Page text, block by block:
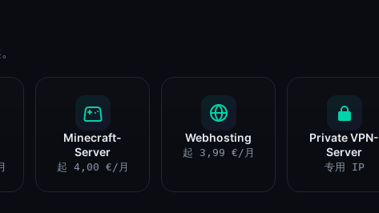
Minecraft-
Server
起 4,00 €/月
Webhosting
起 3,99 €/月
Private VPN-
Server
专用 IP